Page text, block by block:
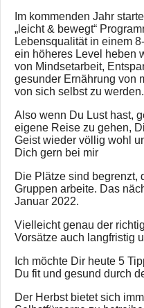
Im kommenden Jahr
„leicht & bewegt“
Lebensqualität in einem
ein höheres Level heben
von Mindsetarbeit,
gesunder Ernährung von
von sich selbst zu werden.
Also wenn Du Lust hast,
eigene Reise zu gehen,
Geist wieder völlig wohl
Dich gern bei mir
Die Plätze sind
Gruppen arbeite. Das
Januar 2022.
Vielleicht genau der
Vorsätze auch langfristig
Ich möchte Dir heute 5
Du fit und gesund durch
Der Herbst bietet sich